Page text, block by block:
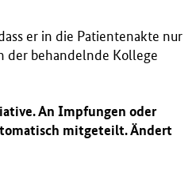
er in die Patientenakte nur
der behandelnde Kollege
An Impfungen oder
mitgeteilt. Ändert